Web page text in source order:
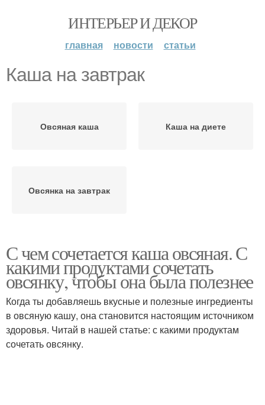
ИНТЕРЬЕР И ДЕКОР
главная новости статьи
Каша на завтрак
Овсяная каша Каша на диете
Овсянка на завтрак
С чем сочетается каша овсяная. С
какими продуктами сочетать
овсянку, чтобы она была полезнее
Когда ты добавляешь вкусные и полезные ингредиенты
в овсяную кашу, она становится настоящим источником
здоровья. Читай в нашей статье: с какими продуктам
сочетать овсянку.